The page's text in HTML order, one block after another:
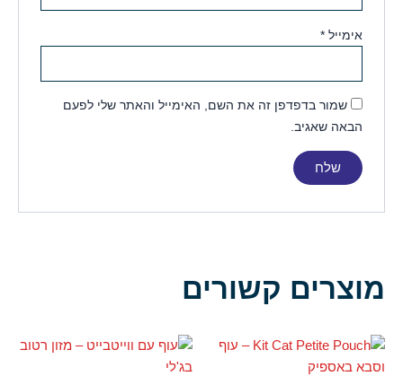
אימייל*
שמור בדפדפן זה את השם, האימייל והאתר שלי לפעם
הבאה שאגיב.
מוצרים קשורים